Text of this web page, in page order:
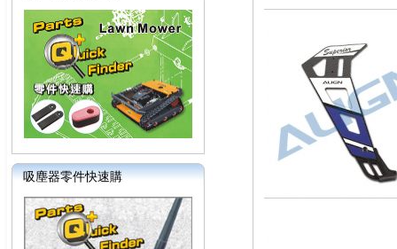
吸塵器零件快速購